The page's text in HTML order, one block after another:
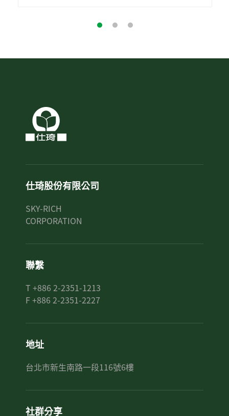
仕琦股份有限公司
SKY-RICH
CORPORATION
聯繫
T +886 2-2351-1213
F +886 2-2351-2227
地址
台北市新生南路一段116號6樓
社群分享